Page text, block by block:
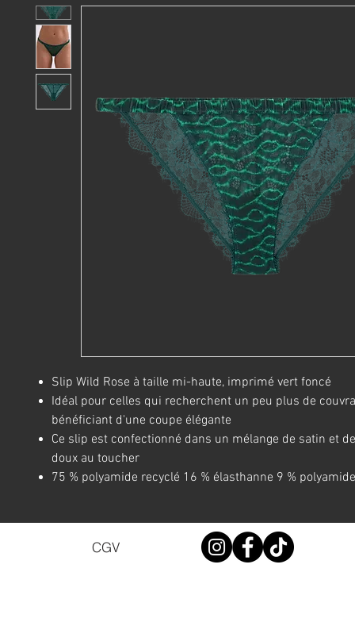
Slip Wild Rose à taille mi-haute, imprimé vert foncé
Idéal pour celles qui recherchent un peu plus de
bénéficiant d'une coupe élégante
Ce slip est confectionné dans un mélange de satin et
doux au toucher
75 % polyamide recyclé 16 % élasthanne 9 % polyamide
CGV